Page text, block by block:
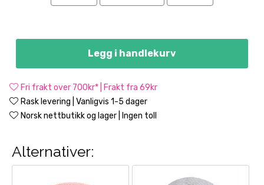
Legg i handlekurv
Fri frakt over 700kr* | Frakt fra 69kr
Rask levering | Vanligvis 1-5 dager
Norsk nettbutikk og lager | Ingen toll
Alternativer: